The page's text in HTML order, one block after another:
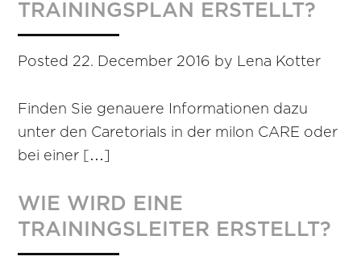
TRAININGSPLAN ERSTELLT?
Posted22. December 2016 by Lena Kotter
Finden Sie genauere Informationen dazu
unter den Caretorials in der milon CARE oder
bei einer […]
WIE WIRD EINE
TRAININGSLEITER ERSTELLT?